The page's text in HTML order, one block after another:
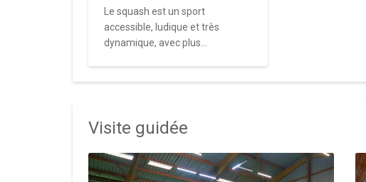
Le squash est un sport
accessible, ludique et très
dynamique, avec plus...
Visite guidée
Le badminton